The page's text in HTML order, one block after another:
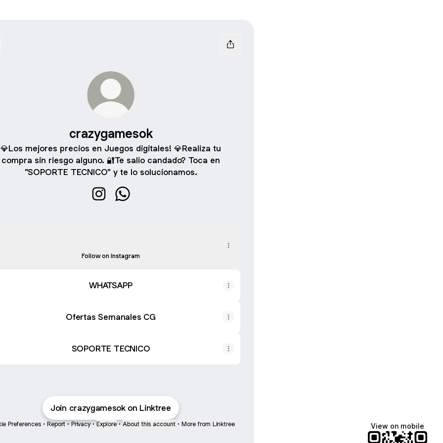
crazygamesok
💎Los mejores precios en Juegos digitales! 💎Realiza tu
compra sin riesgo alguno. 🔐Te salio candado? Toca en
"SOPORTE TECNICO" y te lo solucionamos.
Follow on Instagram
WHATSAPP
Ofertas Semanales CG
SOPORTE TECNICO
Join crazygamesok on Linktree
Preferences • Report • Privacy • Explore • About this account • More from Linktree View on mobile